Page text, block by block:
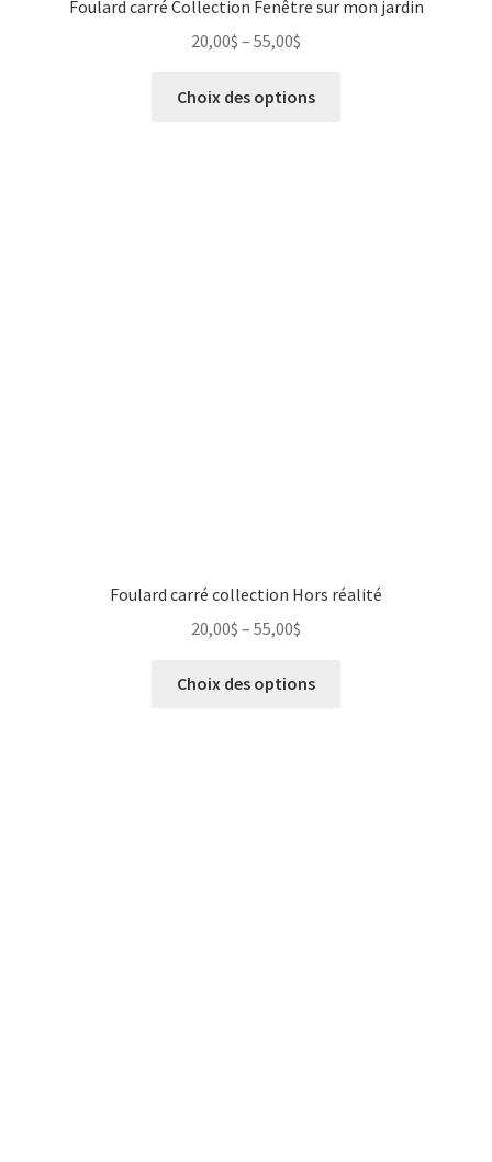
Foulard carré Collection Fenêtre sur mon jardin
20,00$ – 55,00$
Choix des options
Foulard carré collection Hors réalité
20,00$ – 55,00$
Choix des options